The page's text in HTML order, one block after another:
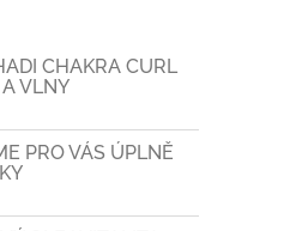
CHAKRA CURL
VLNY
PRO VÁS ÚPLNĚ